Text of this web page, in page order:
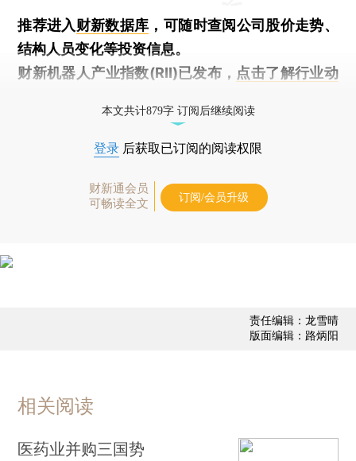
推荐进入财新数据库 ，可随时查阅公司股价走势、
结构人员变化等投资信息。
财新机器人产业指数(RII)已发布， 点击了解行业动
本文共计879字 订阅后继续阅读
登录 后获取已订阅的阅读权限
财新通会员
可畅读全文
订阅/会员升级
责任编辑：龙雪晴
版面编辑：路炳阳
相关阅读
医药业并购三国势